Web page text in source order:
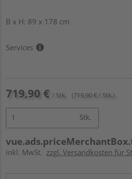
B x H: 89 x 178 cm
Services
719,90 € / Stk. (719,90 € / Stk.)
Stk.
inkl. MwSt. zzgl. Versandkosten für